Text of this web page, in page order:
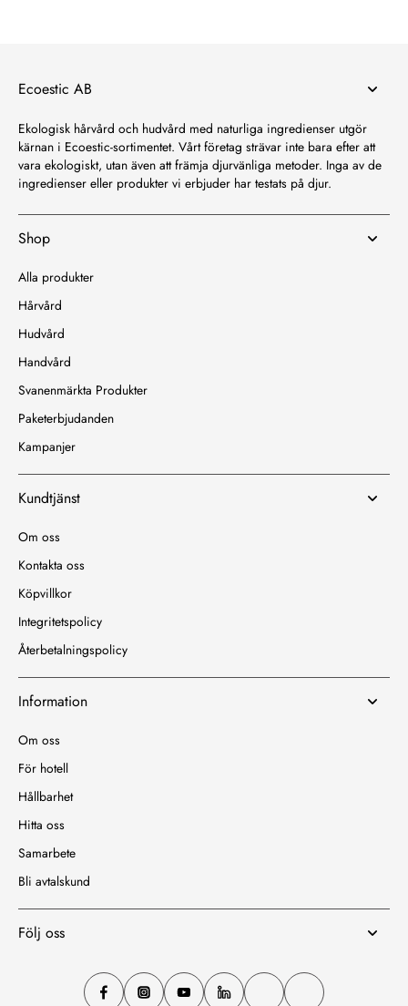
Ecoestic AB
Ekologisk hårvård och hudvård med naturliga ingredienser utgör
kärnan i Ecoestic-sortimentet. Vårt företag strävar inte bara efter att
vara ekologiskt, utan även att främja djurvänliga metoder. Inga av de
ingredienser eller produkter vi erbjuder har testats på djur.
Shop
Alla produkter
Hårvård
Hudvård
Handvård
Svanenmärkta Produkter
Paketerbjudanden
Kampanjer
Kundtjänst
Om oss
Kontakta oss
Köpvillkor
Integritetspolicy
Återbetalningspolicy
Information
Om oss
För hotell
Hållbarhet
Hitta oss
Samarbete
Bli avtalskund
Följ oss